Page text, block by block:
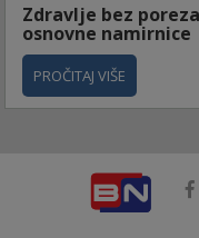
Zdravlje bez
osnovne namirnice
PROČITAJ VIŠE